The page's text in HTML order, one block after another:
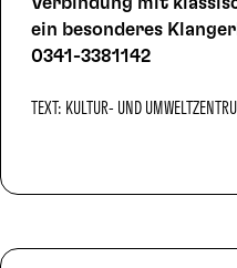
ein besonderes
0341-3381142
TEXT: KULTUR- UND